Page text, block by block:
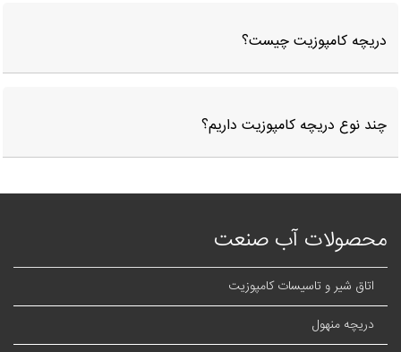
دریچه کامپوزیت چیست؟
چند نوع دریچه کامپوزیت داریم؟
محصولات آب صنعت
اتاق شیر و تاسیسات کامپوزیت
دریچه منهول